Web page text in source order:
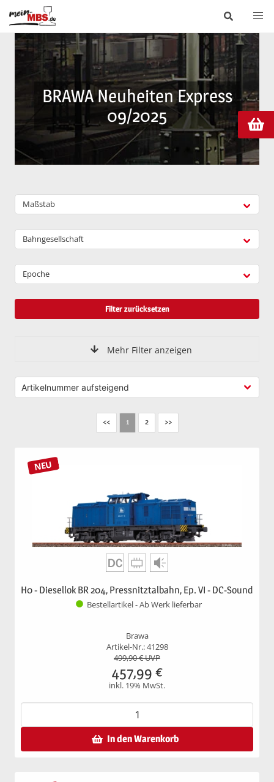
BRAWA Neuheiten Express
09/2025
Maßstab
Bahngesellschaft
Epoche
Filter zurücksetzen
Mehr Filter anzeigen
<< 1 2 >>
NEU
H0 - Diesellok BR 204, Pressnitztalbahn, Ep. VI - DC-Sound
Bestellartikel - Ab Werk lieferbar
Brawa
Artikel-Nr.: 41298
499,90€ UVP
457,99 €
inkl. 19% MwSt.
In den Warenkorb